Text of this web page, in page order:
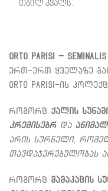
თბილ კვალს.
Orto Parisi – Seminalis
ერთ-ერთ ყველაზე
Orto Parisi-ის
როგორც ქალის
კრემისებრდა
არის სურნელი,
თავდაჯერებულობას
როგორც მამაკაცის